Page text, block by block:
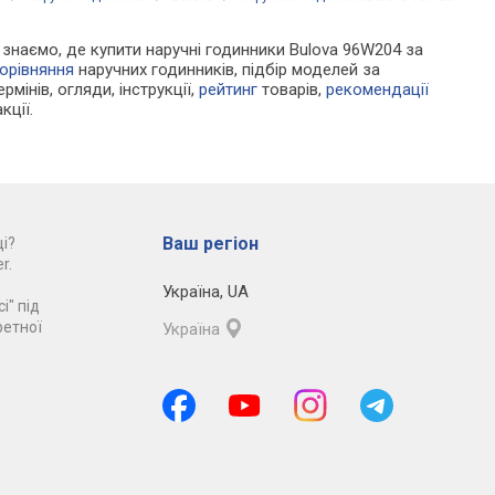
де купити наручні годинники Bulova 96W204 за
наручних годинників, підбір моделей за
огляди, інструкції,рейтинг товарів,рекомендації
під
Ваш регіон
Україна, UA
Україна